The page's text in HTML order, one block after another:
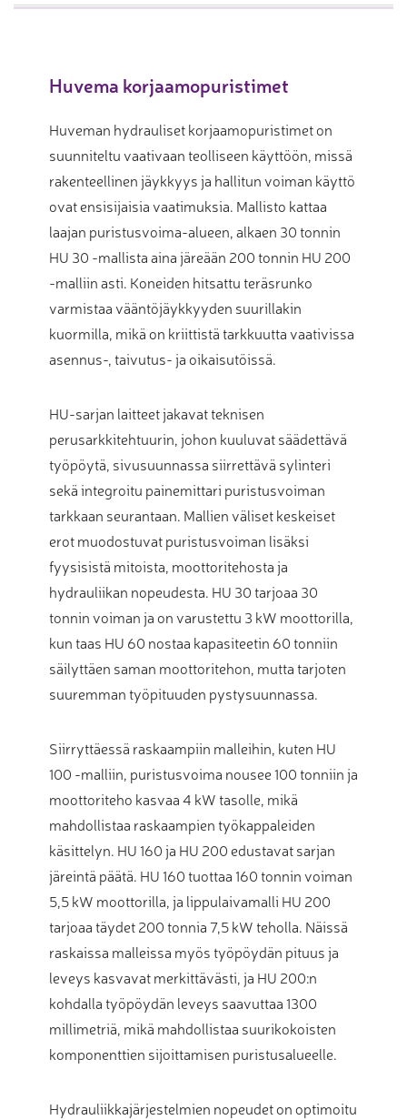
Huvema korjaamopuristimet
Huveman hydrauliset korjaamopuristimet on
suunniteltu vaativaan teolliseen käyttöön, missä
rakenteellinen jäykkyys ja hallitun voiman käyttö
ovat ensisijaisia vaatimuksia. Mallisto kattaa
laajan puristusvoima-alueen, alkaen 30 tonnin
HU 30 -mallista aina järeään 200 tonnin HU 200
-malliin asti. Koneiden hitsattu teräsrunko
varmistaa vääntöjäykkyyden suurillakin
kuormilla, mikä on kriittistä tarkkuutta vaativissa
asennus-, taivutus- ja oikaisutöissä.
HU-sarjan laitteet jakavat teknisen
perusarkkitehtuurin, johon kuuluvat säädettävä
työpöytä, sivusuunnassa siirrettävä sylinteri
sekä integroitu painemittari puristusvoiman
tarkkaan seurantaan. Mallien väliset keskeiset
erot muodostuvat puristusvoiman lisäksi
fyysisistä mitoista, moottoritehosta ja
hydrauliikan nopeudesta. HU 30 tarjoaa 30
tonnin voiman ja on varustettu 3 kW moottorilla,
kun taas HU 60 nostaa kapasiteetin 60 tonniin
säilyttäen saman moottoritehon, mutta tarjoten
suuremman työpituuden pystysuunnassa.
Siirryttäessä raskaampiin malleihin, kuten HU
100 -malliin, puristusvoima nousee 100 tonniin ja
moottoriteho kasvaa 4 kW tasolle, mikä
mahdollistaa raskaampien työkappaleiden
käsittelyn. HU 160 ja HU 200 edustavat sarjan
järeintä päätä. HU 160 tuottaa 160 tonnin voiman
5,5 kW moottorilla, ja lippulaivamalli HU 200
tarjoaa täydet 200 tonnia 7,5 kW teholla. Näissä
raskaissa malleissa myös työpöydän pituus ja
leveys kasvavat merkittävästi, ja HU 200:n
kohdalla työpöydän leveys saavuttaa 1300
millimetriä, mikä mahdollistaa suurikokoisten
komponenttien sijoittamisen puristusalueelle.
Hydrauliikkajärjestelmien nopeudet on optimoitu